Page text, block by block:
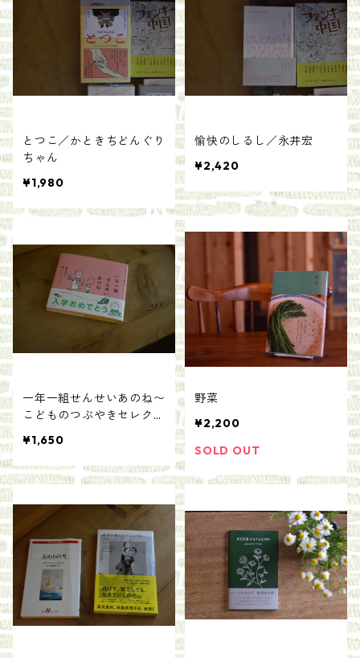
とつこ／かときちどんぐり
ちゃん
¥1,980
愉快のしるし／永井宏
¥2,420
一年一組せんせいあのね〜
こどものつぶやきセレクシ
絵：ヨシタケシンスケ
¥1,650
野菜
¥2,200
SOLD OUT